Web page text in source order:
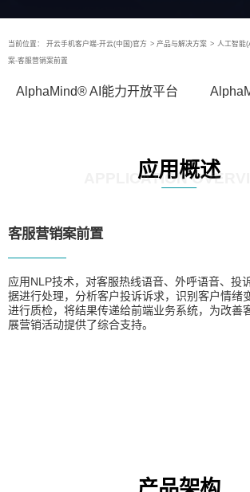
当前位置： 开云手机客户端-开云(中国)官方 > 产品与解决方案 > 人工智能
案-客服营销案前置
AlphaMind® AI能力开放平台
应用概述
APPLICATION
客服营销案前置
应用NLP技术，对客服热线语音、外呼语音、投
据进行处理，分析客户投诉诉求，识别客户情绪
进行质检，将结果传递给前端业务系统，为改善
展营销活动提供了综合支持。